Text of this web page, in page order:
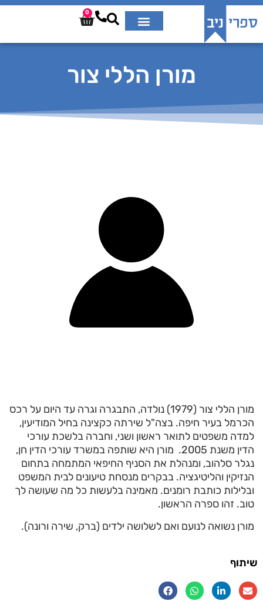
0
מורן הללי צור
מורן הללי צור (1979) נולדה, התבגרה וגרה עד היום על רכס
הכרמל בעיר חיפה. בצה"ל שירתה כקצינה בחיל המודיעין,
למדה משפטים לתואר ראשון ושני, וחברה בלשכת עורכי
הדין משנת 2005. מורן היא שותפה במשרד עורכי הדין חן,
נגלר סלהוב, ומנהלת את הסניף החיפאי המתמחה בתחום
הנזיקין והליטיגציה. בבקרים מנסחת טיעונים לבית המשפט
ובלילות כותבת רומנים. מאמינה בלעשות כל מה שעושה לך
טוב. זהו ספרה הראשון.
מורן נשואה לנועם ואם לשלושה ילדים (ברק, שירה ורונה).
שיתוף